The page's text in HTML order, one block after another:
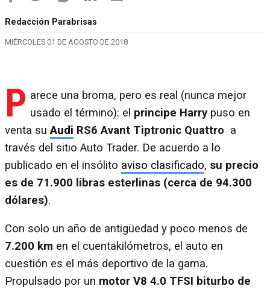
Redacción Parabrisas
MIÉRCOLES 01 DE AGOSTO DE 2018
P arece una broma, pero es real (nunca mejor
usado el término): el principe Harry puso en
venta suAudi RS6 Avant Tiptronic Quattro a
través del sitio Auto Trader. De acuerdo a lo
publicado en el insólito aviso clasificado, su precio
es de 71.900 libras esterlinas (cerca de 94.300
dólares).
Con solo un año de antigüedad y poco menos de
7.200 km en el cuentakilómetros, el auto en
cuestión es el más deportivo de la gama.
Propulsado por un motor V8 4.0 TFSI biturbo de